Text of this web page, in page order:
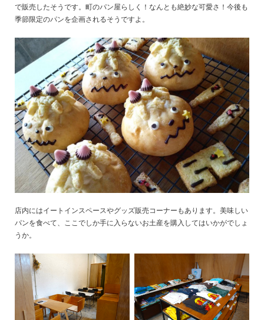
で販売したそうです。町のパン屋らしく！なんとも絶妙な可愛さ！今後も
季節限定のパンを企画されるそうですよ。
店内にはイートインスペースやグッズ販売コーナーもあります。美味しい
パンを食べて、ここでしか手に入らないお土産を購入してはいかがでしょ
うか。